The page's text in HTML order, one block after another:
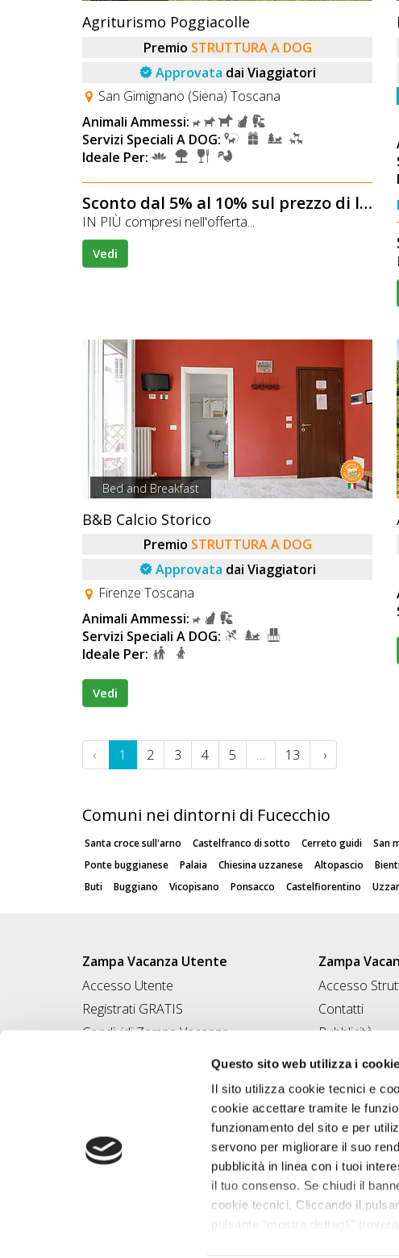
Questo sito web utilizza i cookie
Il sito utilizza cookie tecnici e
cookie accettare tramite le
funzionamento del sito e per
servono per migliorare il suo
pubblicità in linea con i tuoi
il tuo consenso. Se chiudi il
cookie tecnici. Cliccando il
pulsante “mostra dettagli”
Agriturismo Poggiacolle
Premio STRUTTURA A DOG
Approvata dai Viaggiatori
San Gimignano (Siena) Toscana
Animali Ammessi:
Servizi Speciali A DOG:
Ideale Per:
Sconto dal 5% al 10% sul prezzo di listino
IN PIÙ compresi nell'offerta...
Vedi
Bed and Breakfast
B&B Calcio Storico
Premio STRUTTURA A DOG
Approvata dai Viaggiatori
Firenze Toscana
Animali Ammessi:
Servizi Speciali A DOG:
Ideale Per:
Vedi
‹ 1 2 3 4 5 … 13 ›
Comuni nei dintorni di Fucecchio
Santa croce sull'arno Castelfranco di sotto Cerreto guidi San
Ponte buggianese
Palaia Chiesina uzzanese Altopascio
Buti
Buggiano Vicopisano Ponsacco Castelfiorentino
Zampa Vacanza Utente
Accesso Utente
Registrati GRATIS
Condividi Zampa Vacanza
Campagna Contro l'Abbandono
Zampa
Accesso
Contatti
Pubblicità
Iscrivi Struttura